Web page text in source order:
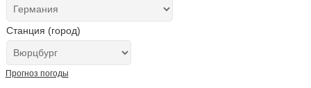
Станция (город)
Прогноз погоды